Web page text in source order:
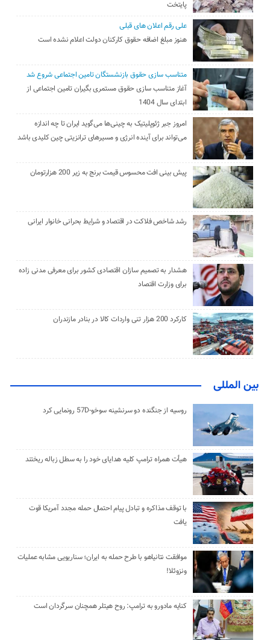
پایتخت
علی رقم اعلان های قبلی
هنوز مبلغ اضافه حقوق کارکنان دولت اعلام نشده است
متناسب سازی حقوق بازنشستگان تامین اجتماعی شروع شد
آغاز متناسب سازی حقوق مستمری بگیران تامین اجتماعی از
ابتدای سال 1404
امروز جبر ژئوپلیتیک به چینی‌ها می‌گوید ایران تا چه اندازه
می‌تواند برای آینده انرژی و مسیرهای ترانزیتی چین کلیدی باشد
پیش بینی افت محسوس قیمت برنج به زیر 200 هزارتومان
رشد شاخص فلاکت در اقتصاد و شرایط بحرانی خانوار ایرانی
هشدار به تصمیم سازان اقتصادی کشور برای معرفی مدنی زاده
برای وزارت اقتصاد
کارکرد 200 هزار تنی واردات کالا در بنادر مازندران
بین المللی
روسیه از جنگنده دو سرنشینه سوخو-57D رونمایی کرد
هیأت همراه ترامپ کلیه هدایای خود را به سطل زباله ریختند
با توقف مذاکره و تبادل پیام احتمال حمله مجدد آمریکا قوت
یافت
موافقت نتانیاهو با طرح حمله به ایران؛ سناریویی مشابه عملیات
ونزوئلا!
کنایه مادورو به ترامپ: روح هیتلر همچنان سرگردان است